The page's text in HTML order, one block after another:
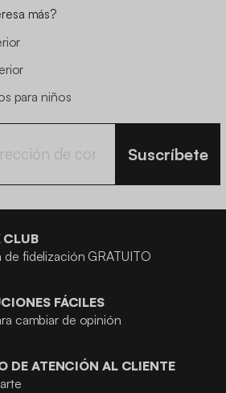
más?
para niños
Suscríbete
CLUB
de fidelización GRATUITO
FÁCILES
cambiar de opinión
DE ATENCIÓN AL CLIENTE